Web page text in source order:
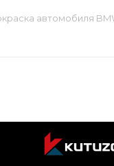
автомобиля